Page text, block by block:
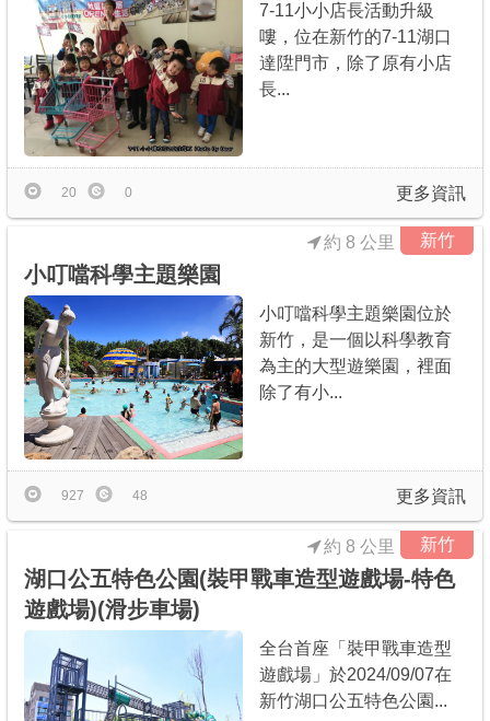
7-11小小店長活動升級
嘍，位在新竹的7-11湖口
達陞門市，除了原有小店
長...
更多資訊
20 0
新竹
約 8 公里
小叮噹科學主題樂園
小叮噹科學主題樂園位於
新竹，是一個以科學教育
為主的大型遊樂園，裡面
除了有小...
更多資訊
927 48
新竹
約 8 公里
湖口公五特色公園(裝甲戰車造型遊戲場-特色
遊戲場)(滑步車場)
全台首座「裝甲戰車造型
遊戲場」於2024/09/07在
新竹湖口公五特色公園...